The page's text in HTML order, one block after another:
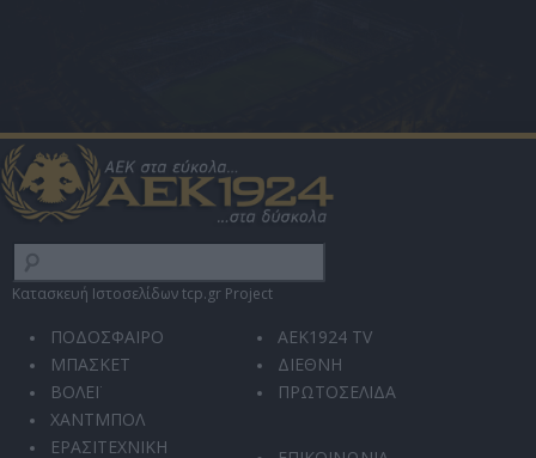
Κατασκευή Ιστοσελίδων tcp.gr Project
ΠΟΔΟΣΦΑΙΡΟ
ΜΠΑΣΚΕΤ
ΒΟΛΕΪ
ΧΑΝΤΜΠΟΛ
ΕΡΑΣΙΤΕΧΝΙΚΗ
AEK1924 TV
ΔΙΕΘΝΗ
ΠΡΩΤΟΣΕΛΙΔΑ